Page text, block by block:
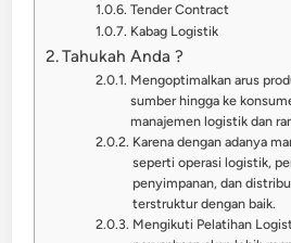
Tender Contract
Kabag Logistik
Tahukah Anda ?
Mengoptimalkan arus
sumber hingga ke
manajemen logistik dan
Karena dengan adanya
seperti operasi logistik,
penyimpanan, dan
terstruktur dengan baik.
Mengikuti Pelatihan